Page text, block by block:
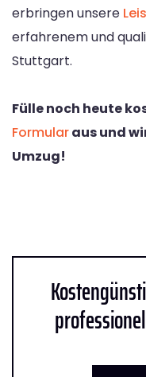
erbringen unsere
erfahrenem und
Stuttgart.
Fülle noch heute
Formularaus und
Umzug!